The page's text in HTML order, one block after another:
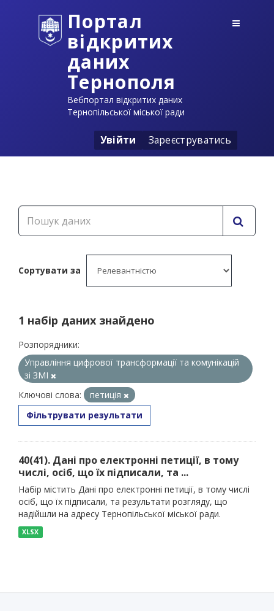
Портал
відкритих
даних
Тернополя
Вебпортал відкритих даних
Тернопільської міської ради
Увійти Зареєструватись
Сортувати за
1 набір даних знайдено
Розпорядники:
Управління цифрової трансформації та комунікацій
зі ЗМІ
Ключові слова:
петиція
Фільтрувати результати
40(41). Дані про електронні петиції, в тому
числі, осіб, що їх підписали, та ...
Набір містить Дані про електронні петиції, в тому числі
осіб, що їх підписали, та результати розгляду, що
надійшли на адресу Тернопільської міської ради.
XLSX